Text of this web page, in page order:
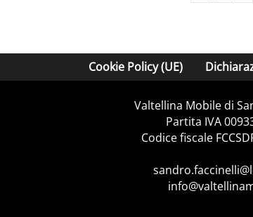
Cookie Policy (UE)
Valtellina Mobile di
Partita IVA
Codice fiscale